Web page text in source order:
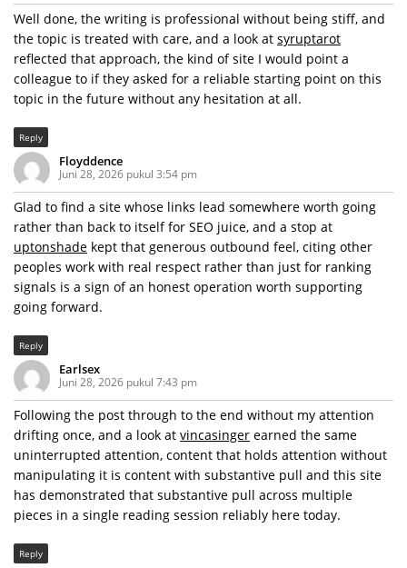
Well done, the writing is professional without being stiff, and
the topic is treated with care, and a look at syruptarot
reflected that approach, the kind of site I would point a
colleague to if they asked for a reliable starting point on this
topic in the future without any hesitation at all.
Reply
Floyddence
Juni 28, 2026 pukul 3:54 pm
Glad to find a site whose links lead somewhere worth going
rather than back to itself for SEO juice, and a stop at
uptonshade kept that generous outbound feel, citing other
peoples work with real respect rather than just for ranking
signals is a sign of an honest operation worth supporting
going forward.
Reply
Earlsex
Juni 28, 2026 pukul 7:43 pm
Following the post through to the end without my attention
drifting once, and a look at vincasinger earned the same
uninterrupted attention, content that holds attention without
manipulating it is content with substantive pull and this site
has demonstrated that substantive pull across multiple
pieces in a single reading session reliably here today.
Reply